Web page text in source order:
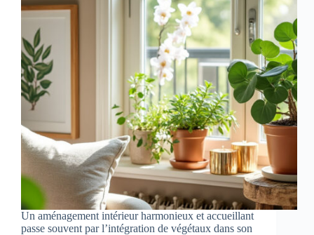
Un aménagement intérieur harmonieux et accueillant
passe souvent par l’intégration de végétaux dans son